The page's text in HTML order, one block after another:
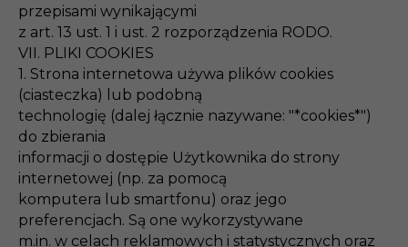
przepisami wynikającymi
z art. 13 ust. 1 i ust. 2 rozporządzenia RODO.
VII. PLIKI COOKIES
1. Strona internetowa używa plików cookies
(ciasteczka) lub podobną
technologię (dalej łącznie nazywane: "*cookies*")
do zbierania
informacji o dostępie Użytkownika do strony
internetowej (np. za pomocą
komputera lub smartfonu) oraz jego
preferencjach. Są one wykorzystywane
m.in. w celach reklamowych i statystycznych oraz